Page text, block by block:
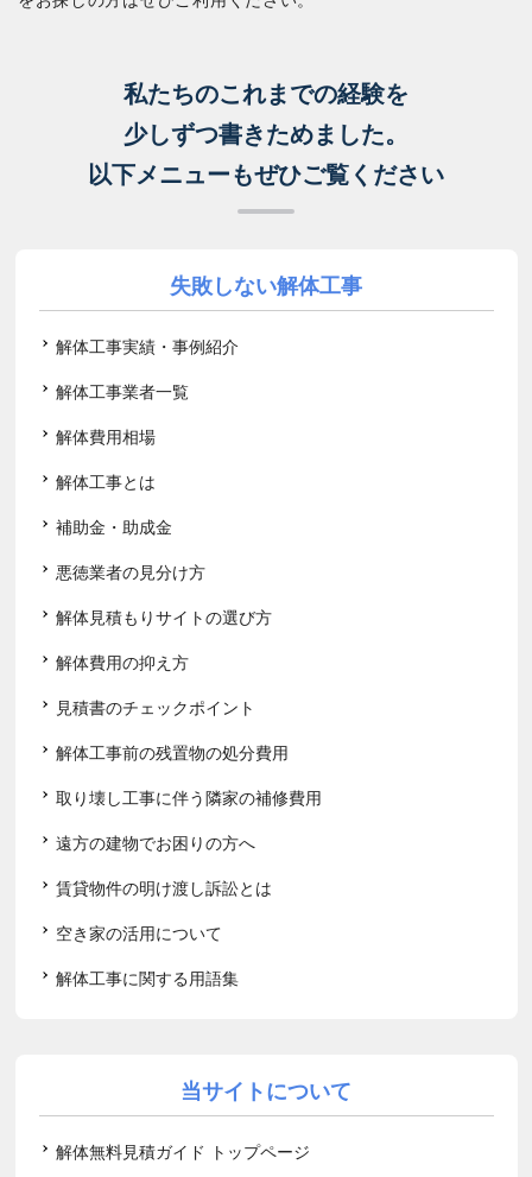
私たちのこれまでの経験を
少しずつ書きためました。
以下メニューもぜひご覧ください
失敗しない解体工事
解体工事実績・事例紹介
解体工事業者一覧
解体費用相場
解体工事とは
補助金・助成金
悪徳業者の見分け方
解体見積もりサイトの選び方
解体費用の抑え方
見積書のチェックポイント
解体工事前の残置物の処分費用
取り壊し工事に伴う隣家の補修費用
遠方の建物でお困りの方へ
賃貸物件の明け渡し訴訟とは
空き家の活用について
解体工事に関する用語集
当サイトについて
解体無料見積ガイド トップページ